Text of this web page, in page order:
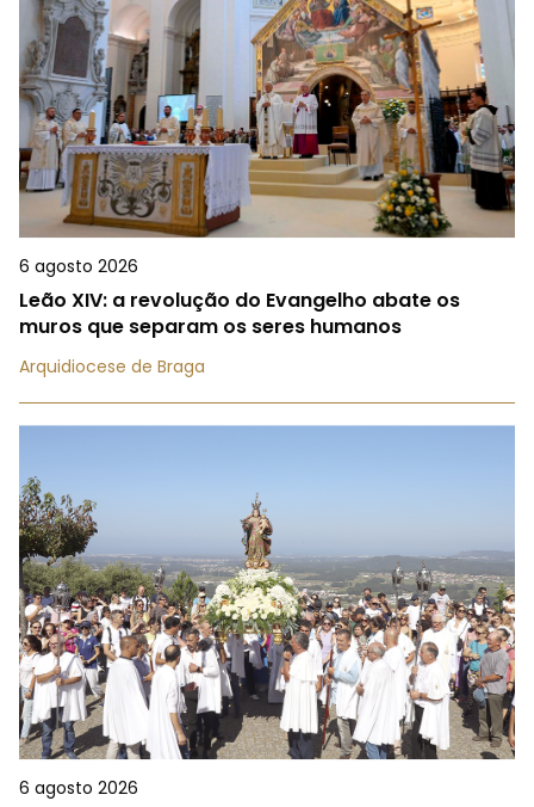
6 agosto 2026
Leão XIV: a revolução do Evangelho abate os
muros que separam os seres humanos
Arquidiocese de Braga
6 agosto 2026